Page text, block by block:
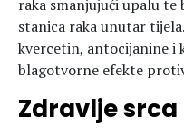
raka smanjujući upalu
stanica raka unutar
kvercetin, antocijanine i
blagotvorne efekte
Zdravlje srca